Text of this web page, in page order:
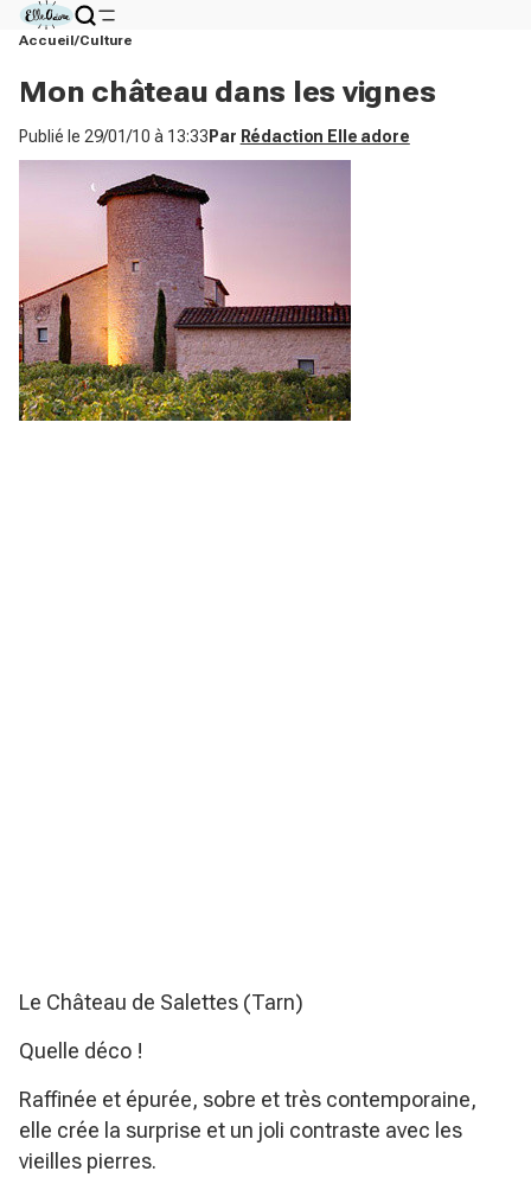
Accueil Culture
Mon château dans les vignes
Publié le 29/01/10 à 13:33 Par Rédaction Elle adore
Le Château de Salettes (Tarn)
Quelle déco !
Raffinée et épurée, sobre et très contemporaine,
elle crée la surprise et un joli contraste avec les
vieilles pierres.